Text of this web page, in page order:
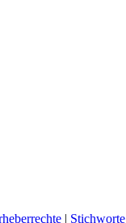
| Stichworte